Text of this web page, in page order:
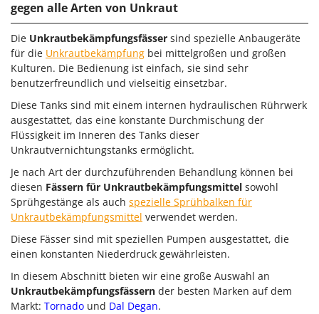
Omas
Ooni
Oriental Koshin
P
Palazzetti
Palumbo Pavi
Partisani
Paterlini
Philips
Pramac
R
R.G.V.
gegen alle Arten von Unkraut
Die Unkrautbekämpfungsfässer sind spezielle Anbaugeräte
für die Unkrautbekämpfung bei mittelgroßen und großen
Kulturen. Die Bedienung ist einfach, sie sind sehr
benutzerfreundlich und vielseitig einsetzbar.
Diese Tanks sind mit einem internen hydraulischen Rührwerk
ausgestattet, das eine konstante Durchmischung der
Flüssigkeit im Inneren des Tanks dieser
Unkrautvernichtungstanks ermöglicht.
Je nach Art der durchzuführenden Behandlung können bei
diesen Fässern für Unkrautbekämpfungsmittel sowohl
Sprühgestänge als auch spezielle Sprühbalken für
Unkrautbekämpfungsmittel verwendet werden.
Diese Fässer sind mit speziellen Pumpen ausgestattet, die
einen konstanten Niederdruck gewährleisten.
In diesem Abschnitt bieten wir eine große Auswahl an
Unkrautbekämpfungsfässern der besten Marken auf dem
Markt: Tornado und Dal Degan.